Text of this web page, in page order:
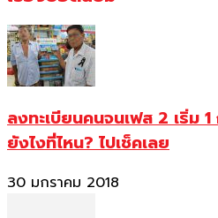
ลงทะเบียนคนจนเฟส 2 เริ่ม
ยังไงที่ไหน? ไปเช็คเลย
30 มกราคม 2018